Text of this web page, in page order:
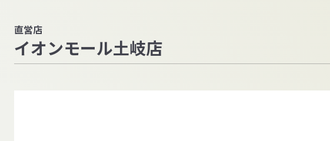
ラ
イ
ン
直営店
イオンモール土岐店